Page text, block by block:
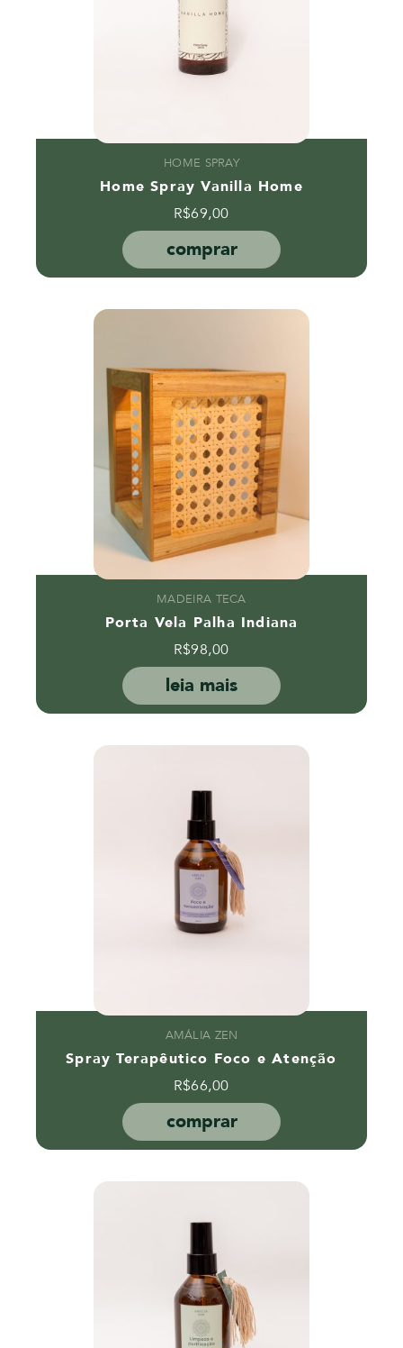
HOME SPRAY
Home Spray Vanilla Home
R$69,00
comprar
MADEIRA TECA
Porta Vela Palha Indiana
R$98,00
leia mais
AMÁLIA ZEN
Spray Terapêutico Foco e Atenção
R$66,00
comprar